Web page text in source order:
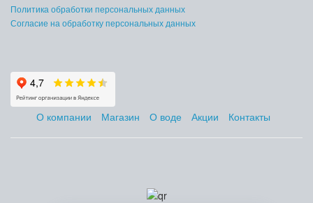
Политика обработки персональных данных
Согласие на обработку персональных данных
О компании Магазин О воде Акции Контакты